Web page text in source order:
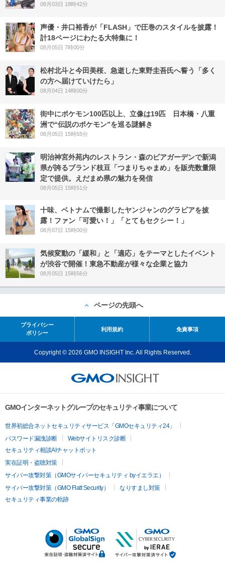
08月03日 18時42分
声優・井口裕香が「FLASH」で圧巻のスタイルを披露！
計18ページにわたる大特集に！
08月05日 7時00分
松村北斗と今田美桜、急逝した東野圭吾氏へ誓う「多く
の方へ届けていけたら」
08月04日 14時00分
街中にポケモン100匹以上、立像は19匹 日本橋・八重
洲で“伝説のポケモン”を巡る謎解き
08月05日 15時55分
明治神宮外苑内のレストラン・森のビアガーデンで新潟
県が誇るブランド枝豆「つまりちゃまめ」を販売数量限
定で提供。えだまめ県の魅力を発信
08月05日 15時51分
十味、ベトナムで撮影したヤンジャンのグラビアを披
露！ファン「可愛い！」「とてもセクシー！」
08月07日 15時00分
気候変動の「緩和」と「適応」をテーマとしたイベント
が渋谷で開催！東急不動産が様々な企業と協力
08月05日 15時56分
ページの先頭へ
プライバシー
ポリシー
利用規約 免責事項
Copyright © 2026 GMO INSIGHT Inc. All Rights Reserved.
GMOインターネットグループのセキュリティ事業について
世界初総合ネットセキュリティサービス「GMOセキュリティ24」
パスワード漏洩診断
Webサイトリスク診断
セキュリティ相談AIチャットボット
実在証明・盗聴対策
サイバー攻撃対策（GMOサイバーセキュリティ byイエラエ）
サイバー攻撃対策（GMO Flatt Security）
なりすまし対策
セキュリティ事業の軌跡